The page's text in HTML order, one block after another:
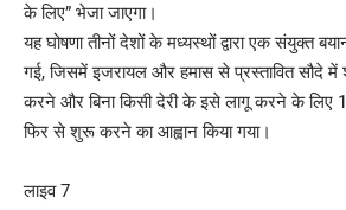
के लिए” भेजा जाएगा।
यह घोषणा तीनों देशों के मध्यस्थों द्वारा एक संयुक्त
गई, जिसमें इजरायल और हमास से प्रस्तावित सौदे में
करने और बिना किसी देरी के इसे लागू करने के लिए
फिर से शुरू करने का आह्वान किया गया।
लाइव 7